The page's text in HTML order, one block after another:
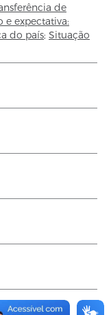
de
e expectativa:
do país; Situação